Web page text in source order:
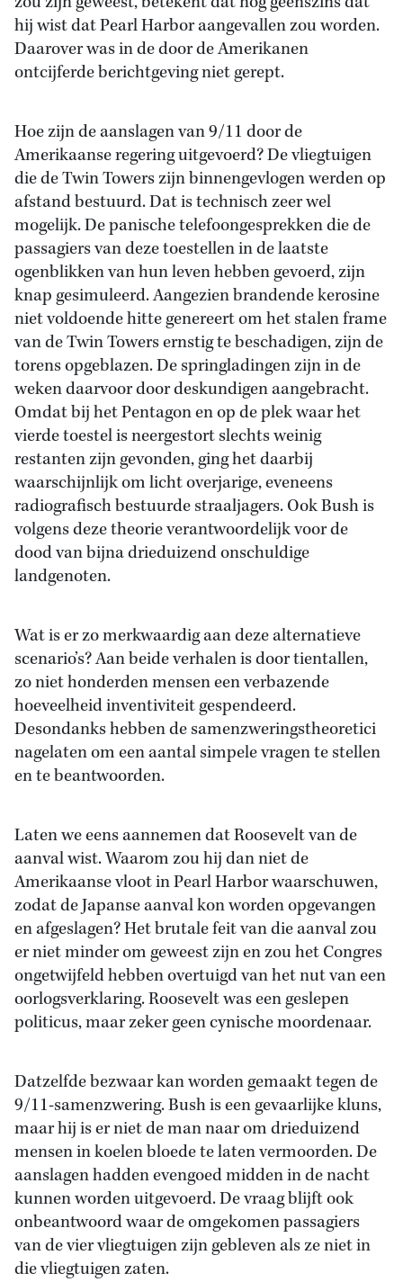
hij wist dat Pearl Harbor aangevallen zou worden.
Daarover was in de door de Amerikanen
ontcijferde berichtgeving niet gerept.
Hoe zijn de aanslagen van 9/11 door de
Amerikaanse regering uitgevoerd? De vliegtuigen
die de Twin Towers zijn binnengevlogen werden op
afstand bestuurd. Dat is technisch zeer wel
mogelijk. De panische telefoongesprekken die de
passagiers van deze toestellen in de laatste
ogenblikken van hun leven hebben gevoerd, zijn
knap gesimuleerd. Aangezien brandende kerosine
niet voldoende hitte genereert om het stalen frame
van de Twin Towers ernstig te beschadigen, zijn de
torens opgeblazen. De springladingen zijn in de
weken daarvoor door deskundigen aangebracht.
Omdat bij het Pentagon en op de plek waar het
vierde toestel is neergestort slechts weinig
restanten zijn gevonden, ging het daarbij
waarschijnlijk om licht overjarige, eveneens
radiografisch bestuurde straaljagers. Ook Bush is
volgens deze theorie verantwoordelijk voor de
dood van bijna drieduizend onschuldige
landgenoten.
Wat is er zo merkwaardig aan deze alternatieve
scenario’s? Aan beide verhalen is door tientallen,
zo niet honderden mensen een verbazende
hoeveelheid inventiviteit gespendeerd.
Desondanks hebben de samenzweringstheoretici
nagelaten om een aantal simpele vragen te stellen
en te beantwoorden.
Laten we eens aannemen dat Roosevelt van de
aanval wist. Waarom zou hij dan niet de
Amerikaanse vloot in Pearl Harbor waarschuwen,
zodat de Japanse aanval kon worden opgevangen
en afgeslagen? Het brutale feit van die aanval zou
er niet minder om geweest zijn en zou het Congres
ongetwijfeld hebben overtuigd van het nut van een
oorlogsverklaring. Roosevelt was een geslepen
politicus, maar zeker geen cynische moordenaar.
Datzelfde bezwaar kan worden gemaakt tegen de
9/11-samenzwering. Bush is een gevaarlijke kluns,
maar hij is er niet de man naar om drieduizend
mensen in koelen bloede te laten vermoorden. De
aanslagen hadden evengoed midden in de nacht
kunnen worden uitgevoerd. De vraag blijft ook
onbeantwoord waar de omgekomen passagiers
van de vier vliegtuigen zijn gebleven als ze niet in
die vliegtuigen zaten.